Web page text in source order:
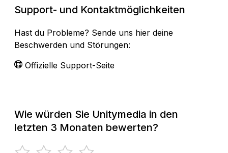
Support- und Kontaktmöglichkeiten
Hast du Probleme? Sende uns hier deine
Beschwerden und Störungen:
Offizielle Support-Seite
Wie würden Sie Unitymedia in den
letzten 3 Monaten bewerten?